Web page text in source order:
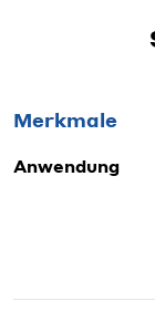
Merkmale
Anwendung